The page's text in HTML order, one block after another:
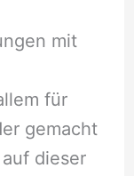
mit
für
gemacht
dieser